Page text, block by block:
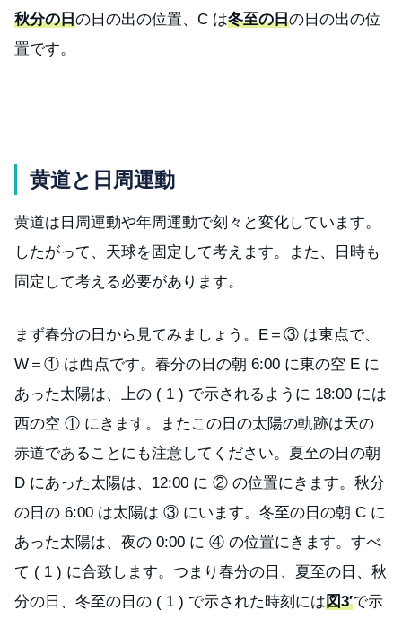
秋分の日の日の出の位置、C は冬至の日の日の出の位
置です。
黄道と日周運動
黄道は日周運動や年周運動で刻々と変化しています。
したがって、天球を固定して考えます。また、日時も
固定して考える必要があります。
まず春分の日から見てみましょう。E＝③ は東点で、
W＝① は西点です。春分の日の朝 6:00 に東の空 E に
あった太陽は、上の ( 1 ) で示されるように 18:00 には
西の空 ① にきます。またこの日の太陽の軌跡は天の
赤道であることにも注意してください。夏至の日の朝
D にあった太陽は、12:00 に ② の位置にきます。秋分
の日の 6:00 は太陽は ③ にいます。冬至の日の朝 C に
あった太陽は、夜の 0:00 に ④ の位置にきます。すべ
て ( 1 ) に合致します。つまり春分の日、夏至の日、秋
分の日、冬至の日の ( 1 ) で示された時刻には図3′で示